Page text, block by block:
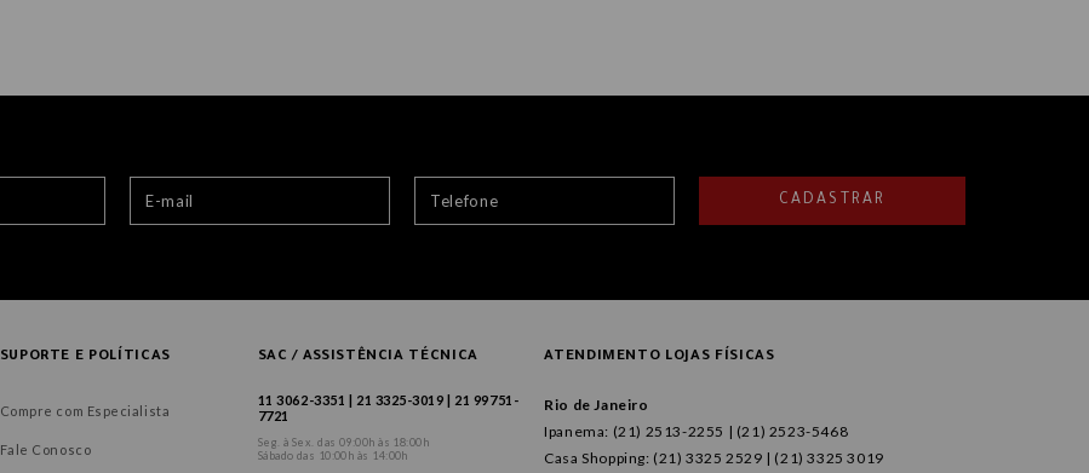
CADASTRAR
SUPORTE E POLÍTICAS
Compre com Especialista
Fale Conosco
SAC / ASSISTÊNCIA TÉCNICA
11 3062-3351 | 21 3325-3019 | 21 99751-
7721
Seg. à Sex. das 09:00h às 18:00h
Sábado das 10:00h às 14:00h
ATENDIMENTO LOJAS FÍSICAS
Rio de Janeiro
Ipanema: (21) 2513-2255 | (21) 2523-5468
Casa Shopping: (21) 3325 2529 | (21) 3325 3019